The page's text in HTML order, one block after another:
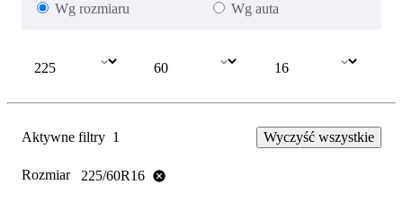
Wg rozmiaru Wg auta
Aktywne filtry 1 Wyczyść wszystkie
Rozmiar 225/60R16